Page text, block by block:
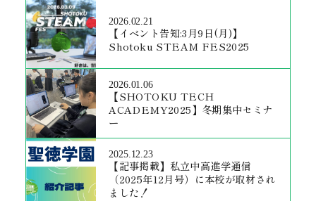
2026.02.21
【イベント告知:3月9日(月)】
Shotoku STEAM FES2025
2026.01.06
【SHOTOKU TECH
ACADEMY2025】冬期集中セミナ
ー
2025.12.23
【記事掲載】私立中高進学通信
（2025年12月号）に本校が取材され
ました！